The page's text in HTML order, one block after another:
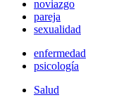
noviazgo
pareja
sexualidad
enfermedad
psicología
Salud